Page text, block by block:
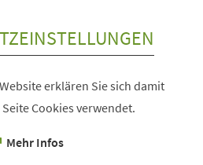
erklären Sie sich damit
Cookies verwendet.
Mehr Infos